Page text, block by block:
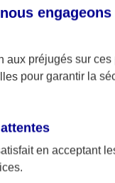
aux préjugés sur
pour garantir la
en acceptant